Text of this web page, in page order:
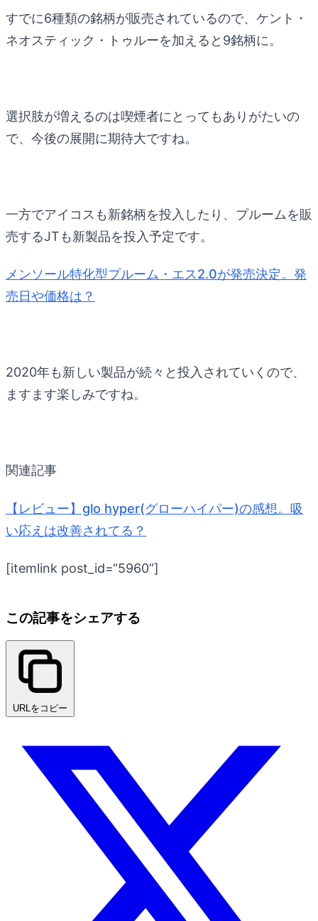
すでに6種類の銘柄が販売されているので、ケント・
ネオスティック・トゥルーを加えると9銘柄に。
選択肢が増えるのは喫煙者にとってもありがたいの
で、今後の展開に期待大ですね。
一方でアイコスも新銘柄を投入したり、プルームを販
売するJTも新製品を投入予定です。
メンソール特化型プルーム・エス2.0が発売決定。発
売日や価格は？
2020年も新しい製品が続々と投入されていくので、
ますます楽しみですね。
関連記事
【レビュー】glo hyper(グローハイパー)の感想。吸
い応えは改善されてる？
[itemlink post_id=“5960”]
この記事をシェアする
URLをコピー